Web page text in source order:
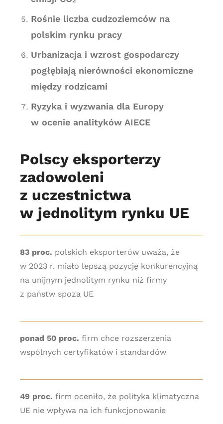
Rośnie liczba cudzoziemców na
polskim rynku pracy
Urbanizacja i wzrost gospodarczy
pogłębiają nierówności ekonomiczne
między rodzicami
Ryzyka i wyzwania dla Europy
w ocenie analityków AIECE
Polscy eksporterzy
zadowoleni
z uczestnictwa
w jednolitym rynku UE
83 proc. polskich eksporterów uważa, że
w 2023 r. miało lepszą pozycję konkurencyjną
na unijnym jednolitym rynku niż firmy
z państw spoza UE
ponad 50 proc. firm chce rozszerzenia
wspólnych certyfikatów i standardów
49 proc. firm oceniło, że polityka klimatyczna
UE nie wpływa na ich funkcjonowanie